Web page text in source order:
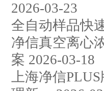
2026-03-23
全自动样品快
净信真空离心
案 2026-03-18
上海净信